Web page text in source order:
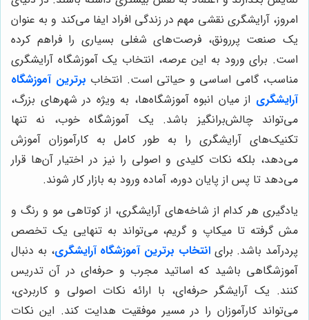
امروز، آرایشگری نقشی مهم در زندگی افراد ایفا می‌کند و به عنوان
یک صنعت پررونق، فرصت‌های شغلی بسیاری را فراهم کرده
است. برای ورود به این عرصه، انتخاب یک آموزشگاه آرایشگری
مناسب، گامی اساسی و حیاتی است. انتخاب برترین آموزشگاه
آرایشگری از میان انبوه آموزشگاه‌ها، به ویژه در شهرهای بزرگ،
می‌تواند چالش‌برانگیز باشد. یک آموزشگاه خوب، نه تنها
تکنیک‌های آرایشگری را به طور کامل به کارآموزان آموزش
می‌دهد، بلکه نکات کلیدی و اصولی را نیز در اختیار آن‌ها قرار
می‌دهد تا پس از پایان دوره، آماده ورود به بازار کار شوند.
یادگیری هر کدام از شاخه‌های آرایشگری، از کوتاهی مو و رنگ و
مش گرفته تا میکاپ و گریم، می‌تواند به تنهایی یک تخصص
پردرآمد باشد. برایانتخاب برترین آموزشگاه آرایشگری، به دنبال
آموزشگاهی باشید که اساتید مجرب و حرفه‌ای در آن تدریس
کنند. یک آرایشگر حرفه‌ای، با ارائه نکات اصولی و کاربردی،
می‌تواند کارآموزان را در مسیر موفقیت هدایت کند. این نکات